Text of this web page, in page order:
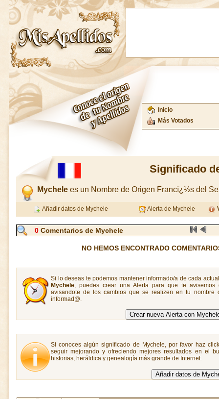
Inicio
Más Votados
Significado
Mychele es un Nombre de Origen Francï¿½s del
Añadir datos de Mychele Alerta de Mychele
0 Comentarios de Mychele
NO HEMOS ENCONTRADO
Si lo deseas te podemos mantener informado/a de cada
Mychele, puedes crear una Alerta para que te avisemos
avisandote de los cambios que se realizen en tu
informad@.
Si conoces algún significado de Mychele, por favor haz
seguir mejorando y ofreciendo mejores resultados en el
historias, heráldica y genealogía más grande de Internet.